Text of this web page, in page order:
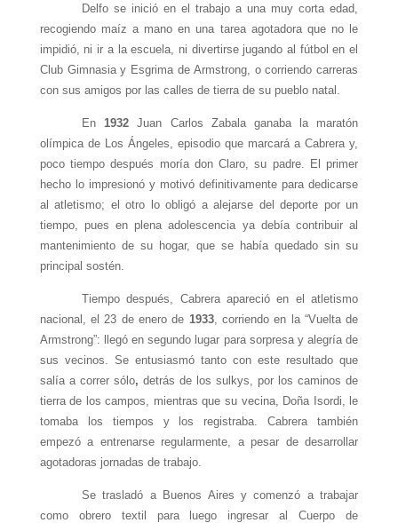
Delfo se inició en el trabajo a una muy corta edad,
recogiendo maíz a mano en una tarea agotadora que no le
impidió, ni ir a la escuela, ni divertirse jugando al fútbol en el
Club Gimnasia y Esgrima de Armstrong, o corriendo carreras
con sus amigos por las calles de tierra de su pueblo natal.
En 1932 Juan Carlos Zabala ganaba la maratón
olímpica de Los Ángeles, episodio que marcará a Cabrera y,
poco tiempo después moría don Claro, su padre. El primer
hecho lo impresionó y motivó definitivamente para dedicarse
al atletismo; el otro lo obligó a alejarse del deporte por un
tiempo, pues en plena adolescencia ya debía contribuir al
mantenimiento de su hogar, que se había quedado sin su
principal sostén.
Tiempo después, Cabrera apareció en el atletismo
nacional, el 23 de enero de 1933, corriendo en la “Vuelta de
Armstrong”: llegó en segundo lugar para sorpresa y alegría de
sus vecinos. Se entusiasmó tanto con este resultado que
salía a correr sólo, detrás de los sulkys, por los caminos de
tierra de los campos, mientras que su vecina, Doña Isordi, le
tomaba los tiempos y los registraba. Cabrera también
empezó a entrenarse regularmente, a pesar de desarrollar
agotadoras jornadas de trabajo.
Se trasladó a Buenos Aires y comenzó a trabajar
como obrero textil para luego ingresar al Cuerpo de